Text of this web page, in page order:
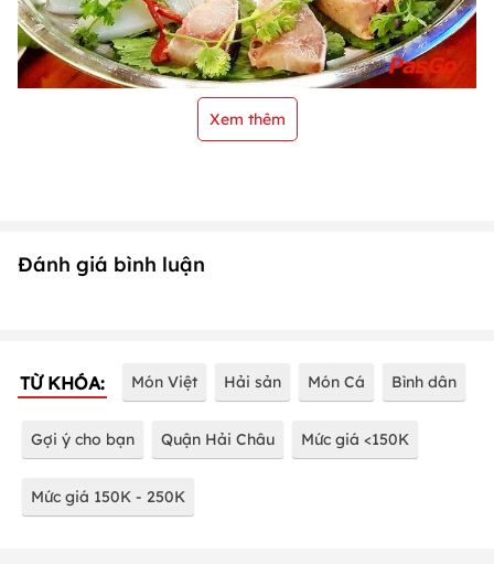
Xem thêm
Đánh giá bình luận
TỪ KHÓA: Món Việt Hải sản Món Cá Bình dân
Gợi ý cho bạn Quận Hải Châu Mức giá <150K
Mức giá 150K - 250K